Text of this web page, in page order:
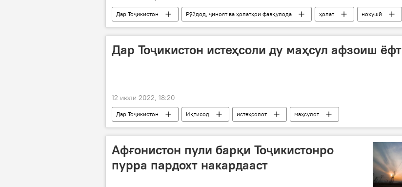
Дар Тоҷикистон Рӯйдод, ҷиноят ва ҳолатҳои фавқулода ҳолат
нохушӣ
ҷарима
муҷозот ҳалокат
Дар Тоҷикистон истеҳсоли ду маҳсул афзоиш ёфт
12 июли 2022, 18:20
Дар Тоҷикистон Иқтисод истеҳсолот маҳсулот
Афғонистон пули барқи Тоҷикистонро
пурра пардохт накардааст